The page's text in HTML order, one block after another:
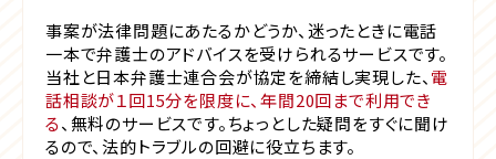
事案が法律問題にあたるかどうか、迷ったときに電話
一本で弁護士のアドバイスを受けられるサービスです。
当社と日本弁護士連合会が協定を締結し実現した、 電
話相談が１回15分を限度に、年間20回まで利用でき
る、無料のサービスです。ちょっとした疑問をすぐに聞け
るので、法的トラブルの回避に役立ちます。